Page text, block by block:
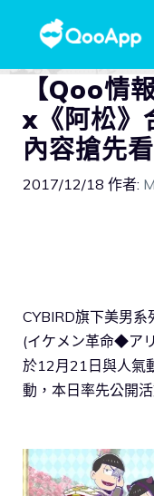
【Qoo情
x《阿松》
內容搶先看
2017/12/18 作者:
CYBIRD旗下美男
(イケメン革命◆ア
於12月21日與人氣
動，本日率先公開活